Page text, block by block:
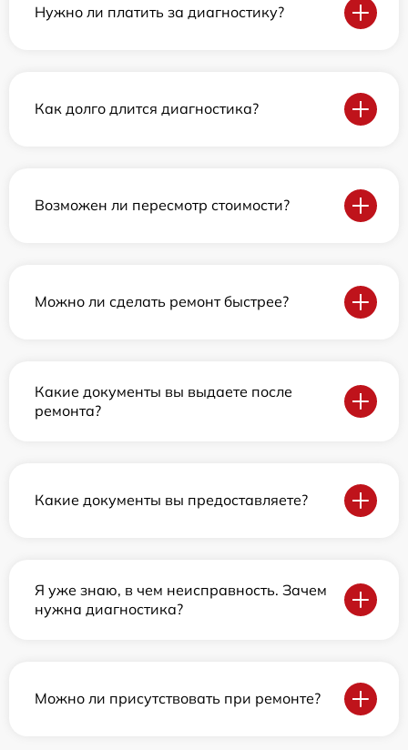
Нужно ли платить за диагностику?
Как долго длится диагностика?
Возможен ли пересмотр стоимости?
Можно ли сделать ремонт быстрее?
Какие документы вы выдаете после
ремонта?
Какие документы вы предоставляете?
Я уже знаю, в чем неисправность. Зачем
нужна диагностика?
Можно ли присутствовать при ремонте?